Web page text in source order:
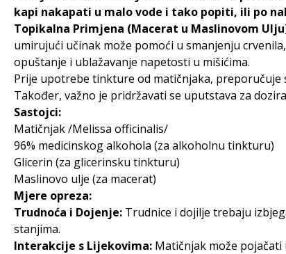
kapi nakapati u malo vode i tako popiti, ili po
Topikalna Primjena (Macerat u Maslinovom
umirujući učinak može pomoći u smanjenju
opuštanje i ublažavanje napetosti u mišićima.
Prije upotrebe tinkture od matičnjaka, preporučuje
Također, važno je pridržavati se uputstava za
Sastojci:
Matičnjak /Melissa officinalis/
96% medicinskog alkohola (za alkoholnu tinkturu)
Glicerin (za glicerinsku tinkturu)
Maslinovo ulje (za macerat)
Mjere opreza:
Trudnoća i Dojenje: Trudnice i dojilje trebaju
stanjima.
Interakcije s Lijekovima: Matičnjak može